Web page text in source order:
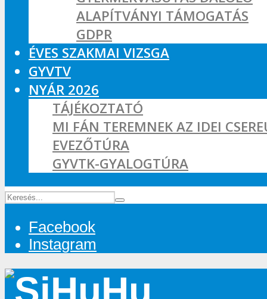
ALAPÍTVÁNYI TÁMOGATÁS
GDPR
ÉVES SZAKMAI VIZSGA
GYVTV
NYÁR 2026
TÁJÉKOZTATÓ
MI FÁN TEREMNEK AZ IDEI
EVEZŐTÚRA
GYVTK-GYALOGTÚRA
Facebook
Instagram